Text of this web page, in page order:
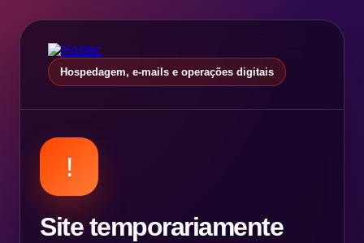
Hospedagem, e-mails e operações digitais
!
Site temporariamente